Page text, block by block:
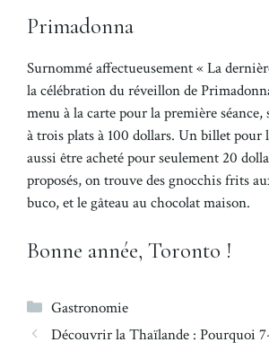
Primadonna
Surnommé affectueusement « La
la célébration du réveillon de
menu à la carte pour la première séance,
à trois plats à 100 dollars. Un billet pour
aussi être acheté pour seulement 20
proposés, on trouve des gnocchis frits
buco, et le gâteau au chocolat maison.
Bonne année, Toronto !
Catégories
Gastronomie
Découvrir la Thaïlande : Pourquoi